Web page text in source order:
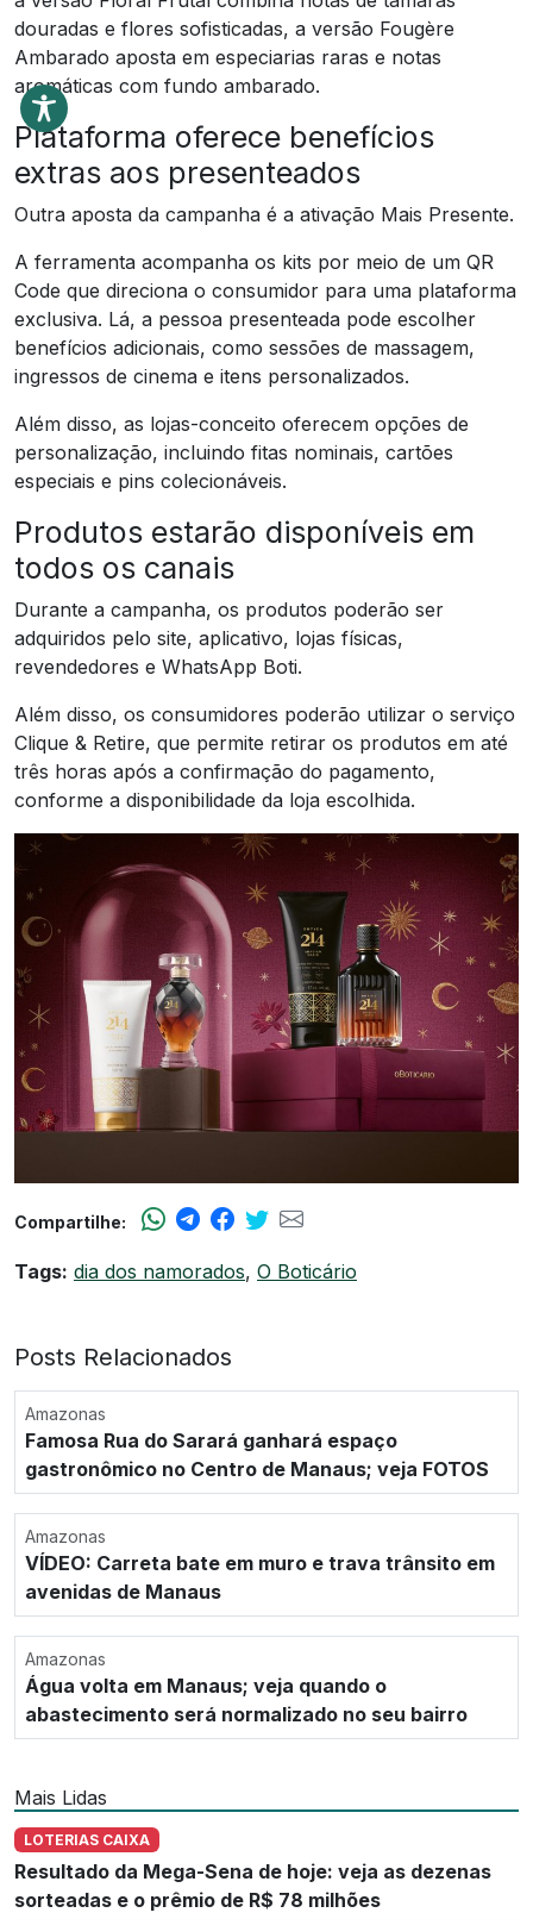
douradas e flores sofisticadas, a versão Fougère
Ambarado aposta em especiarias raras e notas
aromáticas com fundo ambarado.
Plataforma oferece benefícios
extras aos presenteados
Outra aposta da campanha é a ativação Mais Presente.
A ferramenta acompanha os kits por meio de um QR
Code que direciona o consumidor para uma plataforma
exclusiva. Lá, a pessoa presenteada pode escolher
benefícios adicionais, como sessões de massagem,
ingressos de cinema e itens personalizados.
Além disso, as lojas-conceito oferecem opções de
personalização, incluindo fitas nominais, cartões
especiais e pins colecionáveis.
Produtos estarão disponíveis em
todos os canais
Durante a campanha, os produtos poderão ser
adquiridos pelo site, aplicativo, lojas físicas,
revendedores e WhatsApp Boti.
Além disso, os consumidores poderão utilizar o serviço
Clique & Retire, que permite retirar os produtos em até
três horas após a confirmação do pagamento,
conforme a disponibilidade da loja escolhida.
Compartilhe:
Tags: dia dos namorados, O Boticário
Posts Relacionados
Amazonas
Famosa Rua do Sarará ganhará espaço
gastronômico no Centro de Manaus; veja FOTOS
Amazonas
VÍDEO: Carreta bate em muro e trava trânsito em
avenidas de Manaus
Amazonas
Água volta em Manaus; veja quando o
abastecimento será normalizado no seu bairro
Mais Lidas
LOTERIAS CAIXA
Resultado da Mega-Sena de hoje: veja as dezenas
sorteadas e o prêmio de R$ 78 milhões